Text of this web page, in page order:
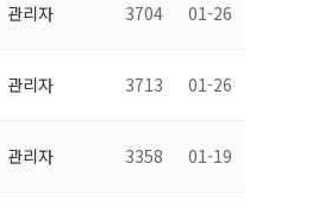
관리자 3704 01-26
관리자 3713 01-26
관리자 3358 01-19